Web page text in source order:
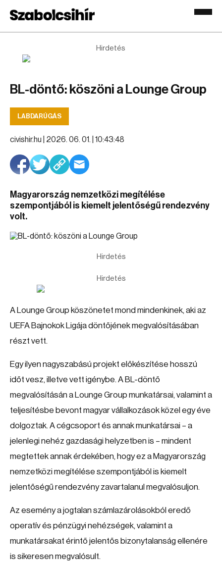
Hirdetés
BL-döntő: köszöni a Lounge Group
LABDARÚGÁS
civishir.hu | 2026. 06. 01. | 10:43:48
Magyarország nemzetközi megítélése
szempontjából is kiemelt jelentőségű rendezvény
volt.
Hirdetés
Hirdetés
A Lounge Group köszönetet mond mindenkinek, aki az
UEFA Bajnokok Ligája döntőjének megvalósításában
részt vett.
Egy ilyen nagyszabású projekt előkészítése hosszú
időt vesz, illetve vett igénybe. A BL-döntő
megvalósításán a Lounge Group munkatársai, valamint a
teljesítésbe bevont magyar vállalkozások közel egy éve
dolgoztak. A cégcsoport és annak munkatársai – a
jelenlegi nehéz gazdasági helyzetben is – mindent
megtettek annak érdekében, hogy ez a Magyarország
nemzetközi megítélése szempontjából is kiemelt
jelentőségű rendezvény zavartalanul megvalósuljon.
Az esemény a jogtalan számlazárolásokból eredő
operatív és pénzügyi nehézségek, valamint a
munkatársakat érintő jelentős bizonytalanság ellenére
is sikeresen megvalósult.